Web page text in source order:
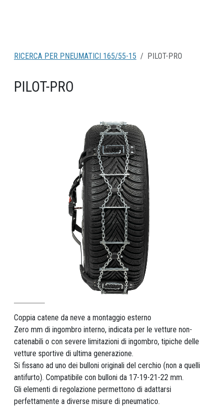
RICERCA PER PNEUMATICI 165/55-15 PILOT-PRO
PILOT-PRO
Coppia catene da neve a montaggio esterno
Zero mm di ingombro interno, indicata per le vetture non-
catenabili o con severe limitazioni di ingombro, tipiche delle
vetture sportive di ultima generazione.
Si fissano ad uno dei bulloni originali del cerchio (non a quelli
antifurto). Compatibile con bulloni da 17-19-21-22 mm.
Gli elementi di regolazione permettono di adattarsi
perfettamente a diverse misure di pneumatico.